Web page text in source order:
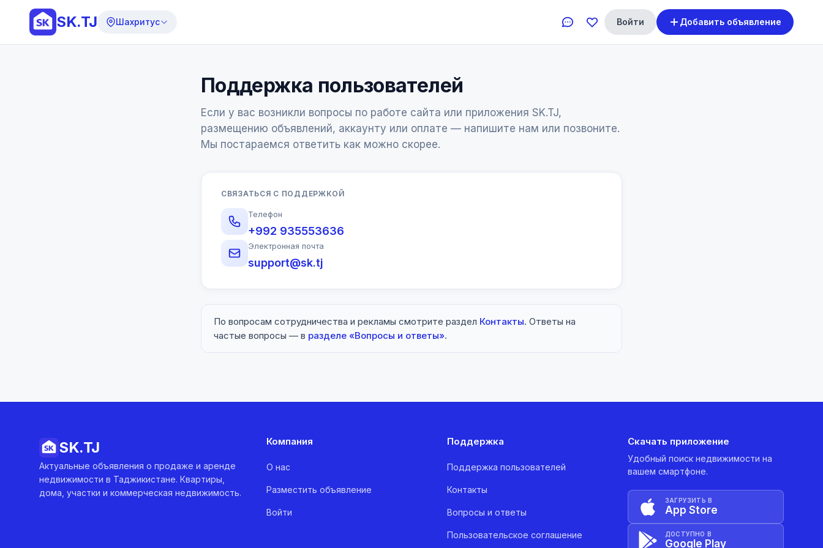
SK.TJ Шахритус Войти Добавить объявление
Поддержка пользователей
Если у вас возникли вопросы по работе сайта или приложения SK.TJ,
размещению объявлений, аккаунту или оплате — напишите нам или позвоните.
Мы постараемся ответить как можно скорее.
СВЯЗАТЬСЯ С ПОДДЕРЖКОЙ
Телефон
+992 935553636
Электронная почта
support@sk.tj
По вопросам сотрудничества и рекламы смотрите раздел Контакты. Ответы на
частые вопросы — в разделе «Вопросы и ответы».
SK.TJ
Актуальные объявления о продаже и аренде
недвижимости в Таджикистане. Квартиры,
дома, участки и коммерческая недвижимость.
Компания
О нас
Разместить объявление
Войти
Поддержка
Поддержка пользователей
Контакты
Вопросы и ответы
Пользовательское соглашение
Скачать приложение
Удобный поиск недвижимости на
вашем смартфоне.
ЗАГРУЗИТЬ В
App Store
ДОСТУПНО В
Google Play